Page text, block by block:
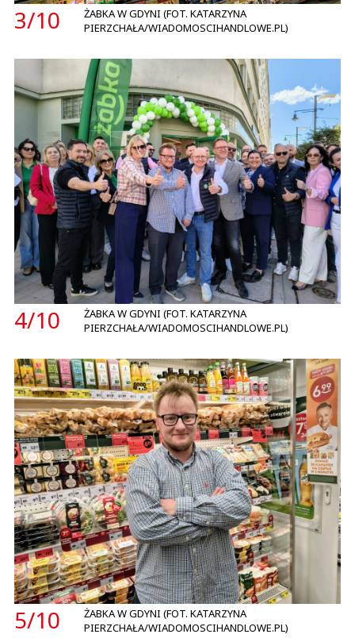
3/10
ŻABKA W GDYNI (FOT. KATARZYNA
PIERZCHAŁA/WIADOMOSCIHANDLOWE.PL)
4/10
ŻABKA W GDYNI (FOT. KATARZYNA
PIERZCHAŁA/WIADOMOSCIHANDLOWE.PL)
5/10
ŻABKA W GDYNI (FOT. KATARZYNA
PIERZCHAŁA/WIADOMOSCIHANDLOWE.PL)